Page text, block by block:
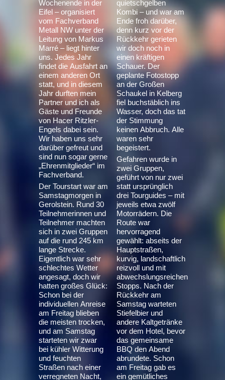
Wochenende in der
Eifel – organisiert
vom Fachverband
Metall NW unter der
Leitung von Markus
Marré – liegt hinter
uns. Jedes Jahr
findet die Ausfahrt an
einem anderen Ort
statt, und in diesem
Jahr durften mein
Partner und ich als
Gäste und Freunde
von Hacer Ritzler-
Engels dabei sein.
Wir haben uns sehr
darüber gefreut und
sind nun sogar gerne
„Ehrenmitglieder“ im
Fachverband.
Der Tourstart war am
Samstagmorgen in
Gerolstein. Rund 30
Teilnehmerinnen und
Teilnehmer machten
sich in zwei Gruppen
auf die rund 245 km
lange Strecke.
Eigentlich war sehr
schlechtes Wetter
angesagt, doch wir
hatten großes Glück:
Schon bei der
individuellen Anreise
am Freitag blieben
die meisten trocken,
und am Samstag
starteten wir zwar
bei kühler Witterung
und feuchten
Straßen nach einer
verregneten Nacht,
quietschgelben
Kombi – und war am
Ende froh darüber,
denn kurz vor der
Rückkehr gerieten
wir doch noch in
einen kräftigen
Schauer. Der
geplante Fotostopp
an der Großen
Schaukel in Kelberg
fiel buchstäblich ins
Wasser, doch das tat
der Stimmung
keinen Abbruch. Alle
waren sehr
begeistert.
Gefahren wurde in
zwei Gruppen,
geführt von nur zwei
statt ursprünglich
drei Tourguides – mit
jeweils etwa zwölf
Motorrädern. Die
Route war
hervorragend
gewählt: abseits der
Hauptstraßen,
kurvig, landschaftlich
reizvoll und mit
abwechslungsreichen
Stopps. Nach der
Rückkehr am
Samstag warteten
Stiefelbier und
andere Kaltgetränke
vor dem Hotel, bevor
das gemeinsame
BBQ den Abend
abrundete. Schon
am Freitag gab es
ein gemütliches